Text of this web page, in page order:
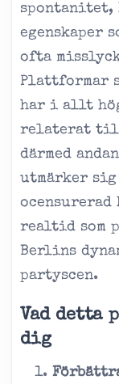
egenskaper
ofta
Plattformar
har i allt
relaterat till
därmed
utmärker sig
realtid som
Berlins
partyscen.
Vad detta
dig